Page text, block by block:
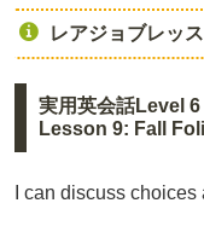
レアジョブレッ
実用英会話Level
Lesson 9: Fall
I can discuss